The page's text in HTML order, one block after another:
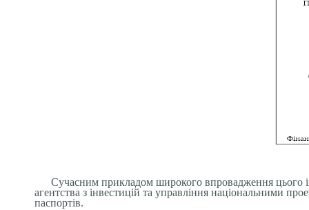
Сучасним прикладом широкого впровадження цього
агентства з інвестицій та управління національними
паспортів.